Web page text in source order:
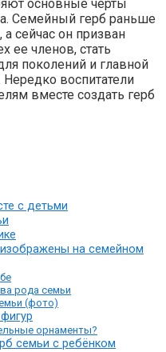
основные черты
Семейный герб раньше
, а сейчас он призван
ее членов, стать
поколений и главной
воспитатели
вместе создать герб
с детьми
на семейном
рода семьи
(фото)
орнаменты?
семьи с ребёнком